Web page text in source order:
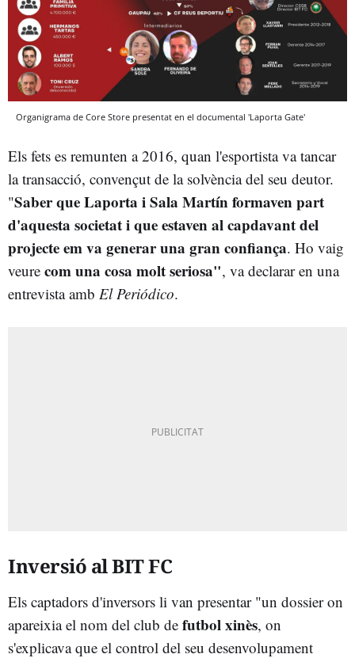
Organigrama de Core Store presentat en el documental 'Laporta Gate'
Els fets es remunten a 2016, quan l'esportista va tancar
la transacció, convençut de la solvència del seu deutor.
"Saber que Laporta i Sala Martín formaven part
d'aquesta societat i que estaven al capdavant del
projecte em va generar una gran confiança. Ho vaig
veure com una cosa molt seriosa", va declarar en una
entrevista amb El Periódico.
Inversió al BIT FC
Els captadors d'inversors li van presentar "un dossier on
apareixia el nom del club de futbol xinès, on
s'explicava que el control del seu desenvolupament